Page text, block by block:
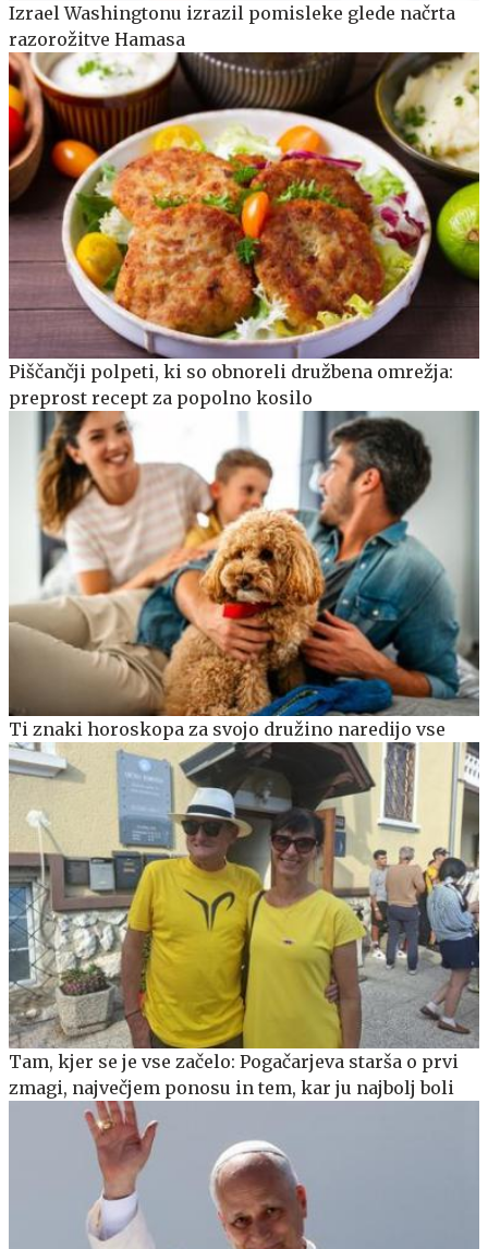
Izrael Washingtonu izrazil pomisleke glede načrta
razorožitve Hamasa
Piščančji polpeti, ki so obnoreli družbena omrežja:
preprost recept za popolno kosilo
Ti znaki horoskopa za svojo družino naredijo vse
Tam, kjer se je vse začelo: Pogačarjeva starša o prvi
zmagi, največjem ponosu in tem, kar ju najbolj boli